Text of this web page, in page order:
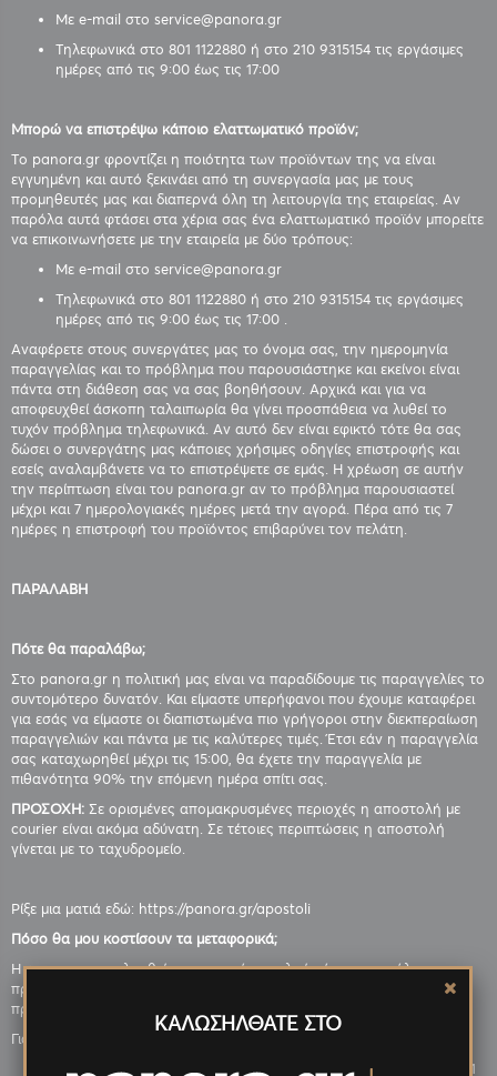
Με e-mail στο service@panora.gr
Τηλεφωνικά στο 801 1122880 ή στο 210 9315154 τις εργάσιμες
ημέρες από τις 9:00 έως τις 17:00
Μπορώ να επιστρέψω κάποιο ελαττωματικό προϊόν;
Το panora.gr φροντίζει η ποιότητα των προϊόντων της να είναι
εγγυημένη και αυτό ξεκινάει από τη συνεργασία μας με τους
προμηθευτές μας και διαπερνά όλη τη λειτουργία της εταιρείας. Αν
παρόλα αυτά φτάσει στα χέρια σας ένα ελαττωματικό προϊόν μπορείτε
να επικοινωνήσετε με την εταιρεία με δύο τρόπους:
Με e-mail στο service@panora.gr
Τηλεφωνικά στο 801 1122880 ή στο 210 9315154 τις εργάσιμες
ημέρες από τις 9:00 έως τις 17:00 .
Αναφέρετε στους συνεργάτες μας το όνομα σας, την ημερομηνία
παραγγελίας και το πρόβλημα που παρουσιάστηκε και εκείνοι είναι
πάντα στη διάθεση σας να σας βοηθήσουν. Αρχικά και για να
αποφευχθεί άσκοπη ταλαιπωρία θα γίνει προσπάθεια να λυθεί το
τυχόν πρόβλημα τηλεφωνικά. Αν αυτό δεν είναι εφικτό τότε θα σας
δώσει ο συνεργάτης μας κάποιες χρήσιμες οδηγίες επιστροφής και
εσείς αναλαμβάνετε να το επιστρέψετε σε εμάς. Η χρέωση σε αυτήν
την περίπτωση είναι του panora.gr αν το πρόβλημα παρουσιαστεί
μέχρι και 7 ημερολογιακές ημέρες μετά την αγορά. Πέρα από τις 7
ημέρες η επιστροφή του προϊόντος επιβαρύνει τον πελάτη.
ΠΑΡΑΛΑΒΗ
Πότε θα παραλάβω;
Στο panora.gr η πολιτική μας είναι να παραδίδουμε τις παραγγελίες το
συντομότερο δυνατόν. Και είμαστε υπερήφανοι που έχουμε καταφέρει
για εσάς να είμαστε οι διαπιστωμένα πιο γρήγοροι στην διεκπεραίωση
παραγγελιών και πάντα με τις καλύτερες τιμές. Έτσι εάν η παραγγελία
σας καταχωρηθεί μέχρι τις 15:00, θα έχετε την παραγγελία με
πιθανότητα 90% την επόμενη ημέρα σπίτι σας.
ΠΡΟΣΟΧΗ: Σε ορισμένες απομακρυσμένες περιοχές η αποστολή με
courier είναι ακόμα αδύνατη. Σε τέτοιες περιπτώσεις η αποστολή
γίνεται με το ταχυδρομείο.
Ρίξε μια ματιά εδώ: https://panora.gr/apostoli
Πόσο θα μου κοστίσουν τα μεταφορικά;
Η panora.gr ακολουθεί στρατηγική χαμηλού κόστους σε όλα τα
προϊόντα και τις υπηρεσίες της και κατά συνέπεια έχει πετύχει
προνομιακές τιμές στα μεταφορικά. Λεπτομερέστερα:
Για όλη την Ελλάδα
Τα έξοδα αποστολής είναι 1,48 € (μέχρι 1 κιλό) και 3,32 € (από 1
ΚΑΛΩΣΗΛΘΑΤΕ ΣΤΟ